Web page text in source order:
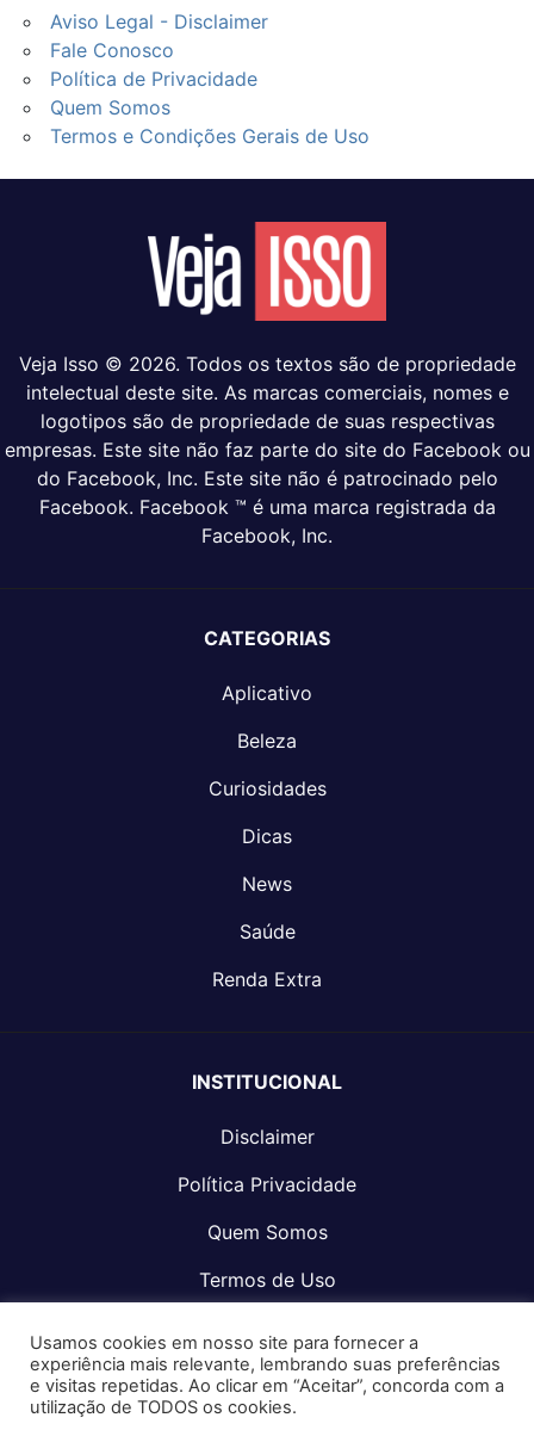
Aviso Legal - Disclaimer
Fale Conosco
Política de Privacidade
Quem Somos
Termos e Condições Gerais de Uso
Veja Isso © 2026. Todos os textos são de propriedade
intelectual deste site. As marcas comerciais, nomes e
logotipos são de propriedade de suas respectivas
empresas. Este site não faz parte do site do Facebook ou
do Facebook, Inc. Este site não é patrocinado pelo
Facebook. Facebook ™ é uma marca registrada da
Facebook, Inc.
CATEGORIAS
Aplicativo
Beleza
Curiosidades
Dicas
News
Saúde
Renda Extra
INSTITUCIONAL
Disclaimer
Política Privacidade
Quem Somos
Termos de Uso
Usamos cookies em nosso site para fornecer a
experiência mais relevante, lembrando suas preferências
e visitas repetidas. Ao clicar em “Aceitar”, concorda com a
utilização de TODOS os cookies.